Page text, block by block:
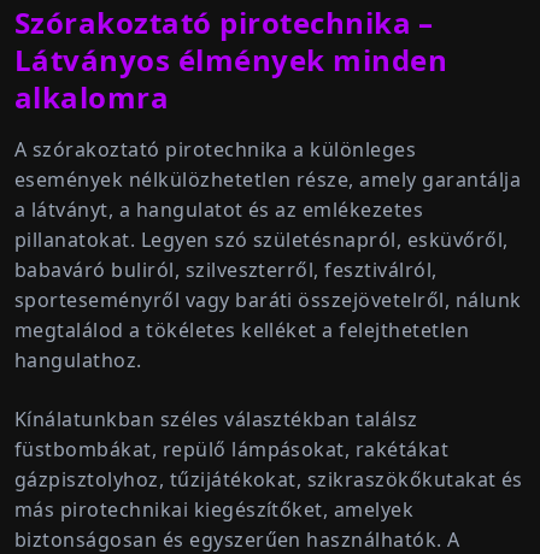
Szórakoztató pirotechnika –
Látványos élmények minden
alkalomra
A szórakoztató pirotechnika a különleges
események nélkülözhetetlen része, amely garantálja
a látványt, a hangulatot és az emlékezetes
pillanatokat. Legyen szó születésnapról, esküvőről,
babaváró buliról, szilveszterről, fesztiválról,
sporteseményről vagy baráti összejövetelről, nálunk
megtalálod a tökéletes kelléket a felejthetetlen
hangulathoz.
Kínálatunkban széles választékban találsz
füstbombákat, repülő lámpásokat, rakétákat
gázpisztolyhoz, tűzijátékokat, szikraszökőkutakat és
más pirotechnikai kiegészítőket, amelyek
biztonságosan és egyszerűen használhatók. A